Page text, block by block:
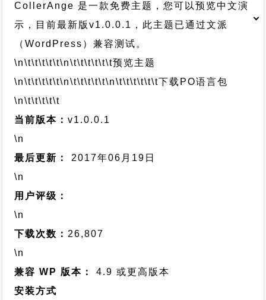
CollerAnge 是一款免费主题，您可以预览中文演
示，目前最新版v1.0.0.1，此主题已通过文派
（WordPress）兼容测试。
\n\t\t\t\t\t\n\t\t\t\t\t\t预览主题
\n\t\t\t\t\t\n\t\t\t\t\t\n\t\t\t\t\t\t下载PO语言包
\n\t\t\t\t\t
当前版本：v1.0.0.1
\n
最后更新：
2017年06月19日
\n
用户评级：
\n
下载次数： 26,807
\n
兼容 WP 版本：
4.9 或更高版本
安装方式